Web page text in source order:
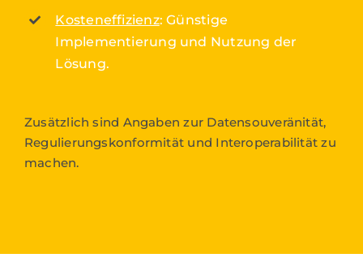
Kosteneffizienz: Günstige
Implementierung und Nutzung der
Lösung.
Zusätzlich sind Angaben zur Datensouveränität,
Regulierungskonformität und Interoperabilität zu
machen.